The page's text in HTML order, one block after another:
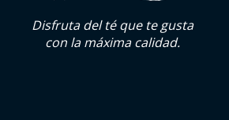
Disfruta del té que te gusta
con la máxima calidad.